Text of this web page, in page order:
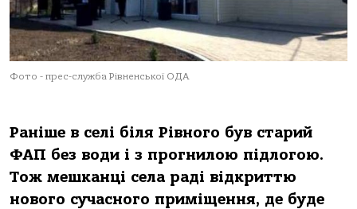
Фото - прес-служба Рівненської ОДА
Раніше в селі біля Рівного був старий
ФАП без води і з прогнилою підлогою.
Тож мешканці села раді відкриттю
нового сучасного приміщення, де буде